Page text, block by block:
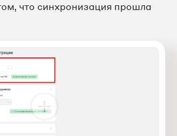
что синхронизация прошла